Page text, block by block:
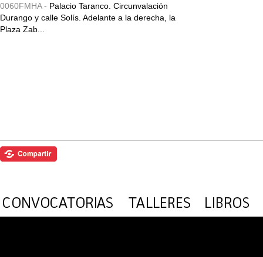
0060FMHA - Palacio Taranco. Circunvalación
Durango y calle Solís. Adelante a la derecha, la
Plaza Zab...